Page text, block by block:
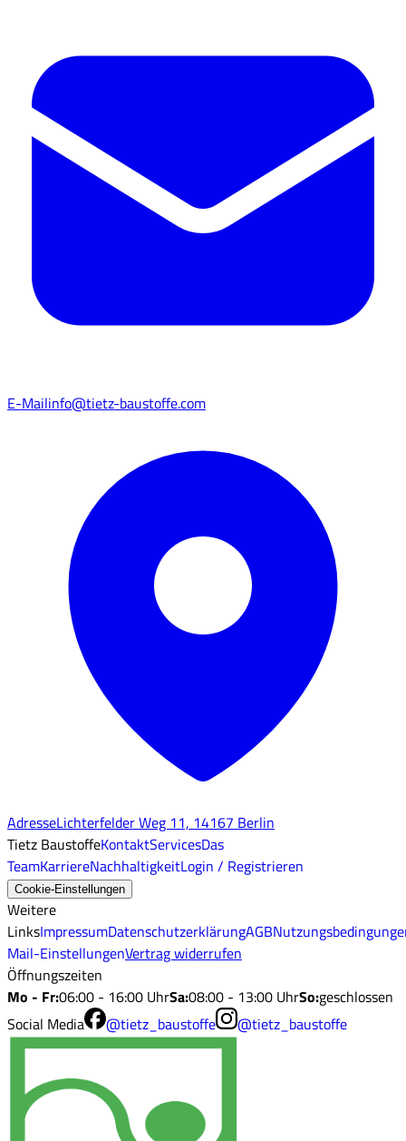
E-Mailinfo@tietz-baustoffe.com
AdresseLichterfelder Weg 11, 14167 Berlin
Tietz BaustoffeKontaktServicesDas
TeamKarriereNachhaltigkeitLogin / Registrieren
Cookie-Einstellungen
Weitere
LinksImpressumDatenschutzerklärungAGB
Mail-EinstellungenVertrag widerrufen
Öffnungszeiten
Mo - Fr:06:00 - 16:00 UhrSa:08:00 - 13:00 UhrSo:geschlossen
Social Media
@tietz_baustoffe @tietz_baustoffe